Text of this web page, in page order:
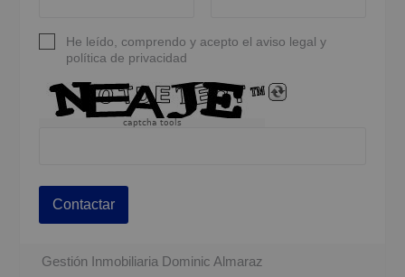
He leído, comprendo y acepto el aviso legal y
política de privacidad
captcha tools
Contactar
Gestión Inmobiliaria Dominic Almaraz